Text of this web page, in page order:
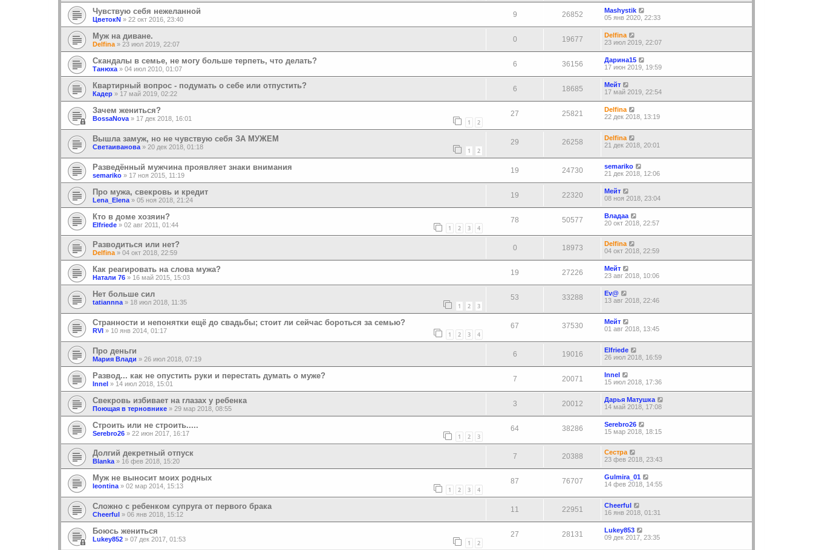
Чувствую себя нежеланной
ЦветокN » 22 окт 2016, 23:40
9 26852
Mashystik
05 янв 2020, 22:33
Муж на диване.
Delfina» 23 июл 2019, 22:07
0 19677
Delfina
23 июл 2019, 22:07
Скандалы в семье, не могу больше терпеть, что делать?
Танюха» 04 июл 2010, 01:07
6 36156
Дарина15
17 июн 2019, 19:59
Квартирный вопрос - подумать о себе или отпустить?
Кадер » 17 май 2019, 02:22
6 18685
Мейт
17 май 2019, 22:54
Зачем жениться?
BossaNova» 17 дек 2018, 16:01 1 2
27 25821
Delfina
22 дек 2018, 13:19
Вышла замуж, но не чувствую себя ЗА МУЖЕМ
Светаиванова » 20 дек 2018, 01:18 1 2
29 26258
Delfina
21 дек 2018, 20:01
Разведённый мужчина проявляет знаки внимания
semariko » 17 ноя 2015, 11:19
19 24730
semariko
21 дек 2018, 12:06
Про мужа, свекровь и кредит
Lena_Elena » 05 ноя 2018, 21:24
19 22320
Мейт
08 ноя 2018, 23:04
Кто в доме хозяин?
Elfriede » 02 авг 2011, 01:44 1 2 3 4
78 50577
Владаа
20 окт 2018, 22:57
Разводиться или нет?
Delfina» 04 окт 2018, 22:59
0 18973
Delfina
04 окт 2018, 22:59
Как реагировать на слова мужа?
Натали 76 » 16 май 2015, 15:03
19 27226
Мейт
23 авг 2018, 10:06
Нет больше сил
tatiannna» 18 июл 2018, 11:35 1 2 3
53 33288
Ev@
13 авг 2018, 22:46
Странности и непонятки ещё до свадьбы; стоит ли сейчас бороться за семью?
RVI » 10 янв 2014, 01:17 1 2 3 4
67 37530
Мейт
01 авг 2018, 13:45
Про деньги
Мария Влади » 26 июл 2018, 07:19
6 19016
Elfriede
26 июл 2018, 16:59
Развод... как не опустить руки и перестать думать о муже?
Innel » 14 июл 2018, 15:01
7 20071
Innel
15 июл 2018, 17:36
Свекровь избивает на глазах у ребенка
Поющая в терновнике » 29 мар 2018, 08:55
3 20012
Дарья Матушка
14 май 2018, 17:08
Строить или не строить.....
Serebro26 » 22 июн 2017, 16:17 1 2 3
64 38286
Serebro26
15 мар 2018, 18:15
Долгий декретный отпуск
Blanka » 16 фев 2018, 15:20
7 20388
Сестра
23 фев 2018, 23:43
Муж не выносит моих родных
leontina » 02 мар 2014, 15:13 1 2 3 4
87 76707
Gulmira_01
14 фев 2018, 14:55
Сложно с ребенком супруга от первого брака
Cheerful » 06 янв 2018, 15:12
11 22951
Cheerful
16 янв 2018, 01:31
Боюсь жениться
Lukey852 » 07 дек 2017, 01:53 1 2
27 28131
Lukey853
09 дек 2017, 23:35